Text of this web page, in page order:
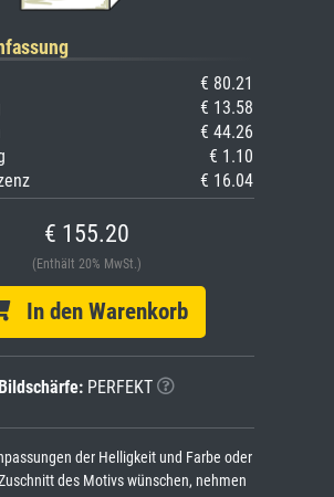
€ 80.21
€ 13.58
€ 44.26
€ 1.10
€ 16.04
€ 155.20
(Enthält 20% MwSt.)
In den Warenkorb
Bildschärfe: PERFEKT
der Helligkeit und Farbe oder
des Motivs wünschen, nehmen